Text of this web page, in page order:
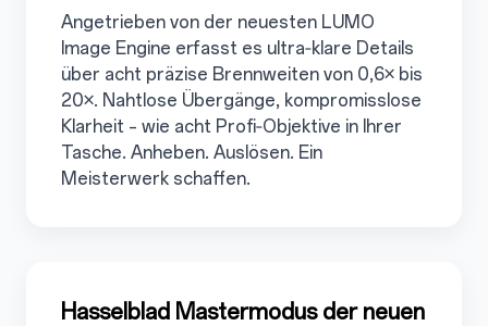
Angetrieben von der neuesten LUMO
Image Engine erfasst es ultra‑klare Details
über acht präzise Brennweiten von 0,6× bis
20×. Nahtlose Übergänge, kompromisslose
Klarheit – wie acht Profi‑Objektive in Ihrer
Tasche. Anheben. Auslösen. Ein
Meisterwerk schaffen.
3.3
Hasselblad Mastermodus der neuen